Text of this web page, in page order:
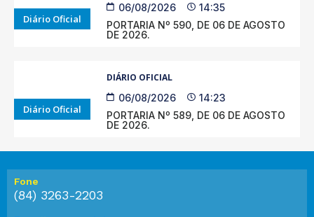
Diário Oficial
06/08/2026
14:35
PORTARIA Nº 590, DE 06 DE AGOSTO
DE 2026.
Diário Oficial
DIÁRIO OFICIAL
06/08/2026
14:23
PORTARIA Nº 589, DE 06 DE AGOSTO
DE 2026.
Fone
(84) 3263-2203